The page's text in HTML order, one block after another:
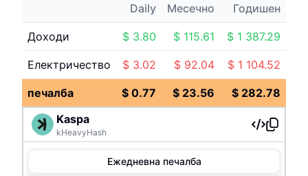
Daily Месечно Годишен
Доходи $ 3.80 $ 115.61 $ 1 387.29
Електричество $ 3.02 $ 92.04 $ 1 104.52
печалба $ 0.77 $ 23.56 $ 282.78
Kaspa
kHeavyHash
Ежедневна печалба